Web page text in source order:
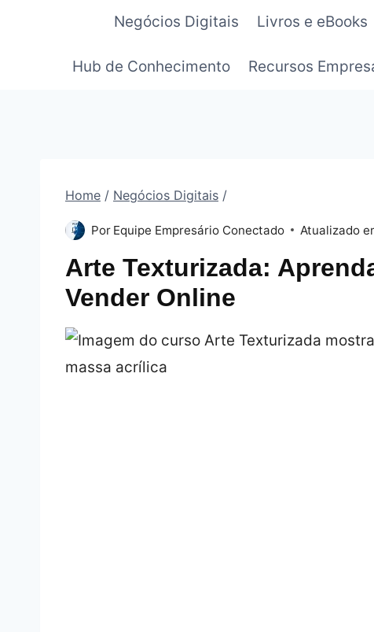
Negócios Digitais Livros e eBooks
Hub de Conhecimento Recursos
Home / Negócios Digitais /
Por Equipe Empresário Conectado Atualizado
Arte Texturizada:
Vender Online